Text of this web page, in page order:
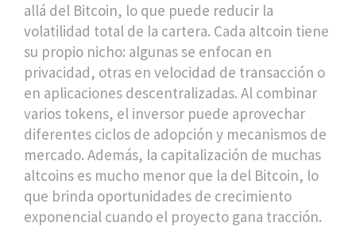
allá del Bitcoin, lo que puede reducir la
volatilidad total de la cartera. Cada altcoin tiene
su propio nicho: algunas se enfocan en
privacidad, otras en velocidad de transacción o
en aplicaciones descentralizadas. Al combinar
varios tokens, el inversor puede aprovechar
diferentes ciclos de adopción y mecanismos de
mercado. Además, la capitalización de muchas
altcoins es mucho menor que la del Bitcoin, lo
que brinda oportunidades de crecimiento
exponencial cuando el proyecto gana tracción.